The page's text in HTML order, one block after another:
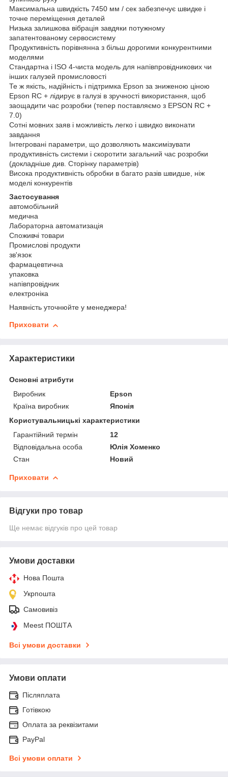
Максимальна швидкість 7450 мм / сек забезпечує швидке і
точне переміщення деталей
Низька залишкова вібрація завдяки потужному
запатентованому сервосистему
Продуктивність порівнянна з більш дорогими конкурентними
моделями
Стандартна і ISO 4-чиста модель для напівпровідникових чи
інших галузей промисловості
Те ж якість, надійність і підтримка Epson за зниженою ціною
Epson RC + лідирує в галузі в зручності використання, щоб
заощадити час розробки (тепер поставляємо з EPSON RC +
7.0)
Сотні мовних заяв і можливість легко і швидко виконати
завдання
Інтегровані параметри, що дозволяють максимізувати
продуктивність системи і скоротити загальний час розробки
(докладніше див. Сторінку параметрів)
Висока продуктивність обробки в багато разів швидше, ніж
моделі конкурентів
Застосування
автомобільний
медична
Лабораторна автоматизація
Споживчі товари
Промислові продукти
зв'язок
фармацевтична
упаковка
напівпровідник
електроніка
Наявність уточнюйте у менеджера!
Приховати
Характеристики
Основні атрибути
Виробник
Epson
Країна виробник
Японія
Користувальницькі характеристики
Гарантійний термін
12
Відповідальна особа
Юлія Хоменко
Стан
Новий
Приховати
Відгуки про товар
Ще немає відгуків про цей товар
Умови доставки
Нова Пошта
Укрпошта
Самовивіз
Meest ПОШТА
Всі умови доставки
Умови оплати
Післяплата
Готівкою
Оплата за реквізитами
PayPal
Всі умови оплати